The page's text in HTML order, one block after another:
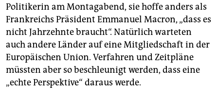
Politikerin am Montagabend, sie hoffe anders als
Frankreichs Präsident Emmanuel Macron, „dass es
nicht Jahrzehnte braucht“. Natürlich warteten
auch andere Länder auf eine Mitgliedschaft in der
Europäischen Union. Verfahren und Zeitpläne
müssten aber so beschleunigt werden, dass eine
„echte Perspektive“ daraus werde.